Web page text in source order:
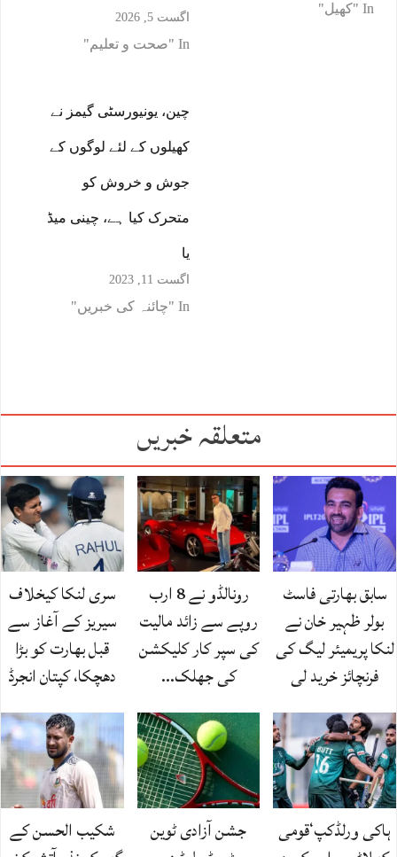
اگست 5, 2026
In "صحت و تعلیم"
In "کھیل"
چین، یونیورسٹی گیمز نے
کھیلوں کے لئے لوگوں کے
جوش و خروش کو
متحرک کیا ہے، چینی میڈ
یا
اگست 11, 2023
In "چائنہ کی خبریں"
متعلقہ خبریں
سابق بھارتی فاسٹ
بولر ظہیر خان نے
لنکا پریمیئر لیگ کی
فرنچائز خرید لی
رونالڈو نے 8 ارب
روپے سے زائد مالیت
کی سپر کار کلیکشن
کی جھلک…
سری لنکا کیخلاف
سیریز کے آغاز سے
قبل بھارت کو بڑا
دھچکا، کپتان انجرڈ
ہاکی ورلڈکپ‘قومی
جشن آزادی ٹوین
شکیب الحسن کے